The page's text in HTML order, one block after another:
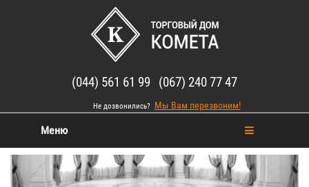
(044) 561 61 99 (067) 240 77 47
Не дозвонились? Мы Вам перезвоним!
Меню